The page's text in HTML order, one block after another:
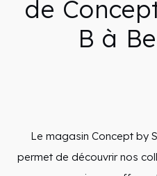
de
B à
Le magasin Concept by
permet de découvrir nos